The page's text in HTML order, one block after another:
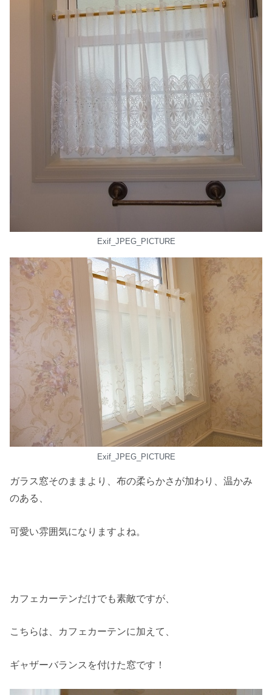
Exif_JPEG_PICTURE
Exif_JPEG_PICTURE
ガラス窓そのままより、布の柔らかさが加わり、温かみ
のある、
可愛い雰囲気になりますよね。
カフェカーテンだけでも素敵ですが、
こちらは、カフェカーテンに加えて、
ギャザーバランスを付けた窓です！